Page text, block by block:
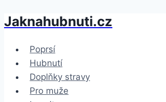
Přeskočit
obsah
Jaknahubnuti.cz
Poprsí
Hubnutí
Doplňky stravy
Pro muže